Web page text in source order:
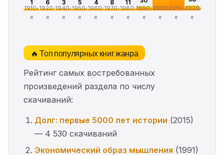
1
1910-
е
6
1920-
е
3
1940-
е
5
1950-
е
4
1960-
е
8
1970-
е
11
1980-
е
1990-
е
2000-
е
2010-
е
2020-
е
🔥 Топ популярных книг жанра
Рейтинг самых востребованных
произведений раздела по числу
скачиваний:
Долг: первые 5000 лет истории (2015)
— 4 530 скачиваний
Экономический образ мышления (1991)